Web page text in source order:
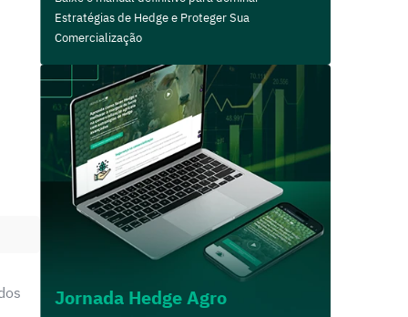
Estratégias de Hedge e Proteger Sua
Comercialização
Jornada Hedge Agro